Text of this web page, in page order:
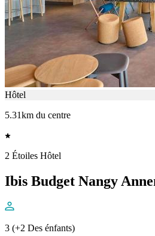
Hôtel
5.31km du centre
2 Étoiles Hôtel
Ibis Budget Nangy
3 (+2 Des énfants)